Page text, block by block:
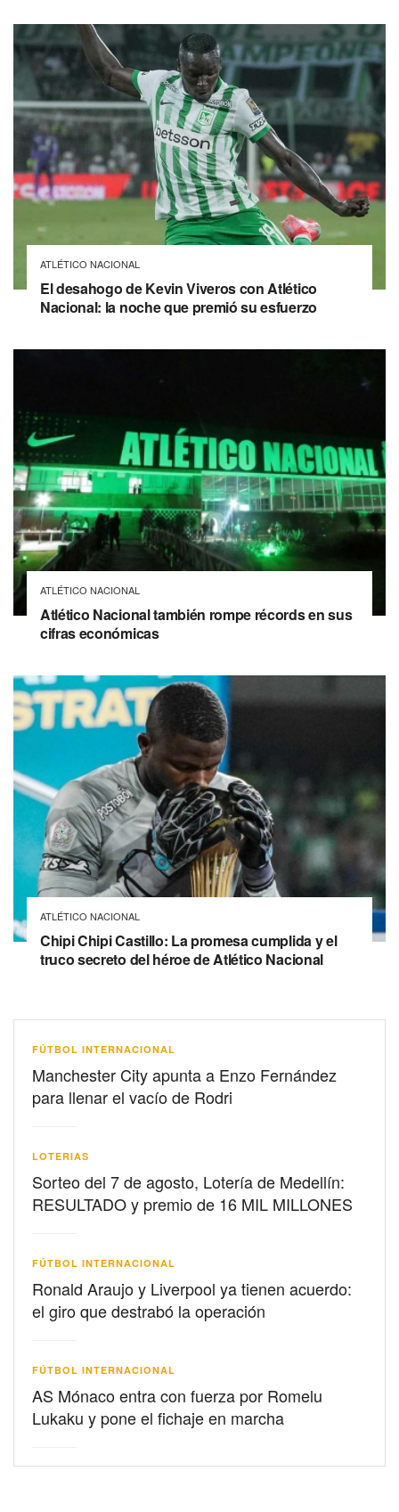
ATLÉTICO NACIONAL
El desahogo de Kevin Viveros con Atlético
Nacional: la noche que premió su esfuerzo
ATLÉTICO NACIONAL
Atlético Nacional también rompe récords en sus
cifras económicas
ATLÉTICO NACIONAL
Chipi Chipi Castillo: La promesa cumplida y el
truco secreto del héroe de Atlético Nacional
FÚTBOL INTERNACIONAL
Manchester City apunta a Enzo Fernández
para llenar el vacío de Rodri
LOTERIAS
Sorteo del 7 de agosto, Lotería de Medellín:
RESULTADO y premio de 16 MIL MILLONES
FÚTBOL INTERNACIONAL
Ronald Araujo y Liverpool ya tienen acuerdo:
el giro que destrabó la operación
FÚTBOL INTERNACIONAL
AS Mónaco entra con fuerza por Romelu
Lukaku y pone el fichaje en marcha